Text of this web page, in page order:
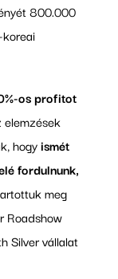
800.000
os profitot
hogyismét
fordulnunk,
meg
Roadshow
Silver vállalat